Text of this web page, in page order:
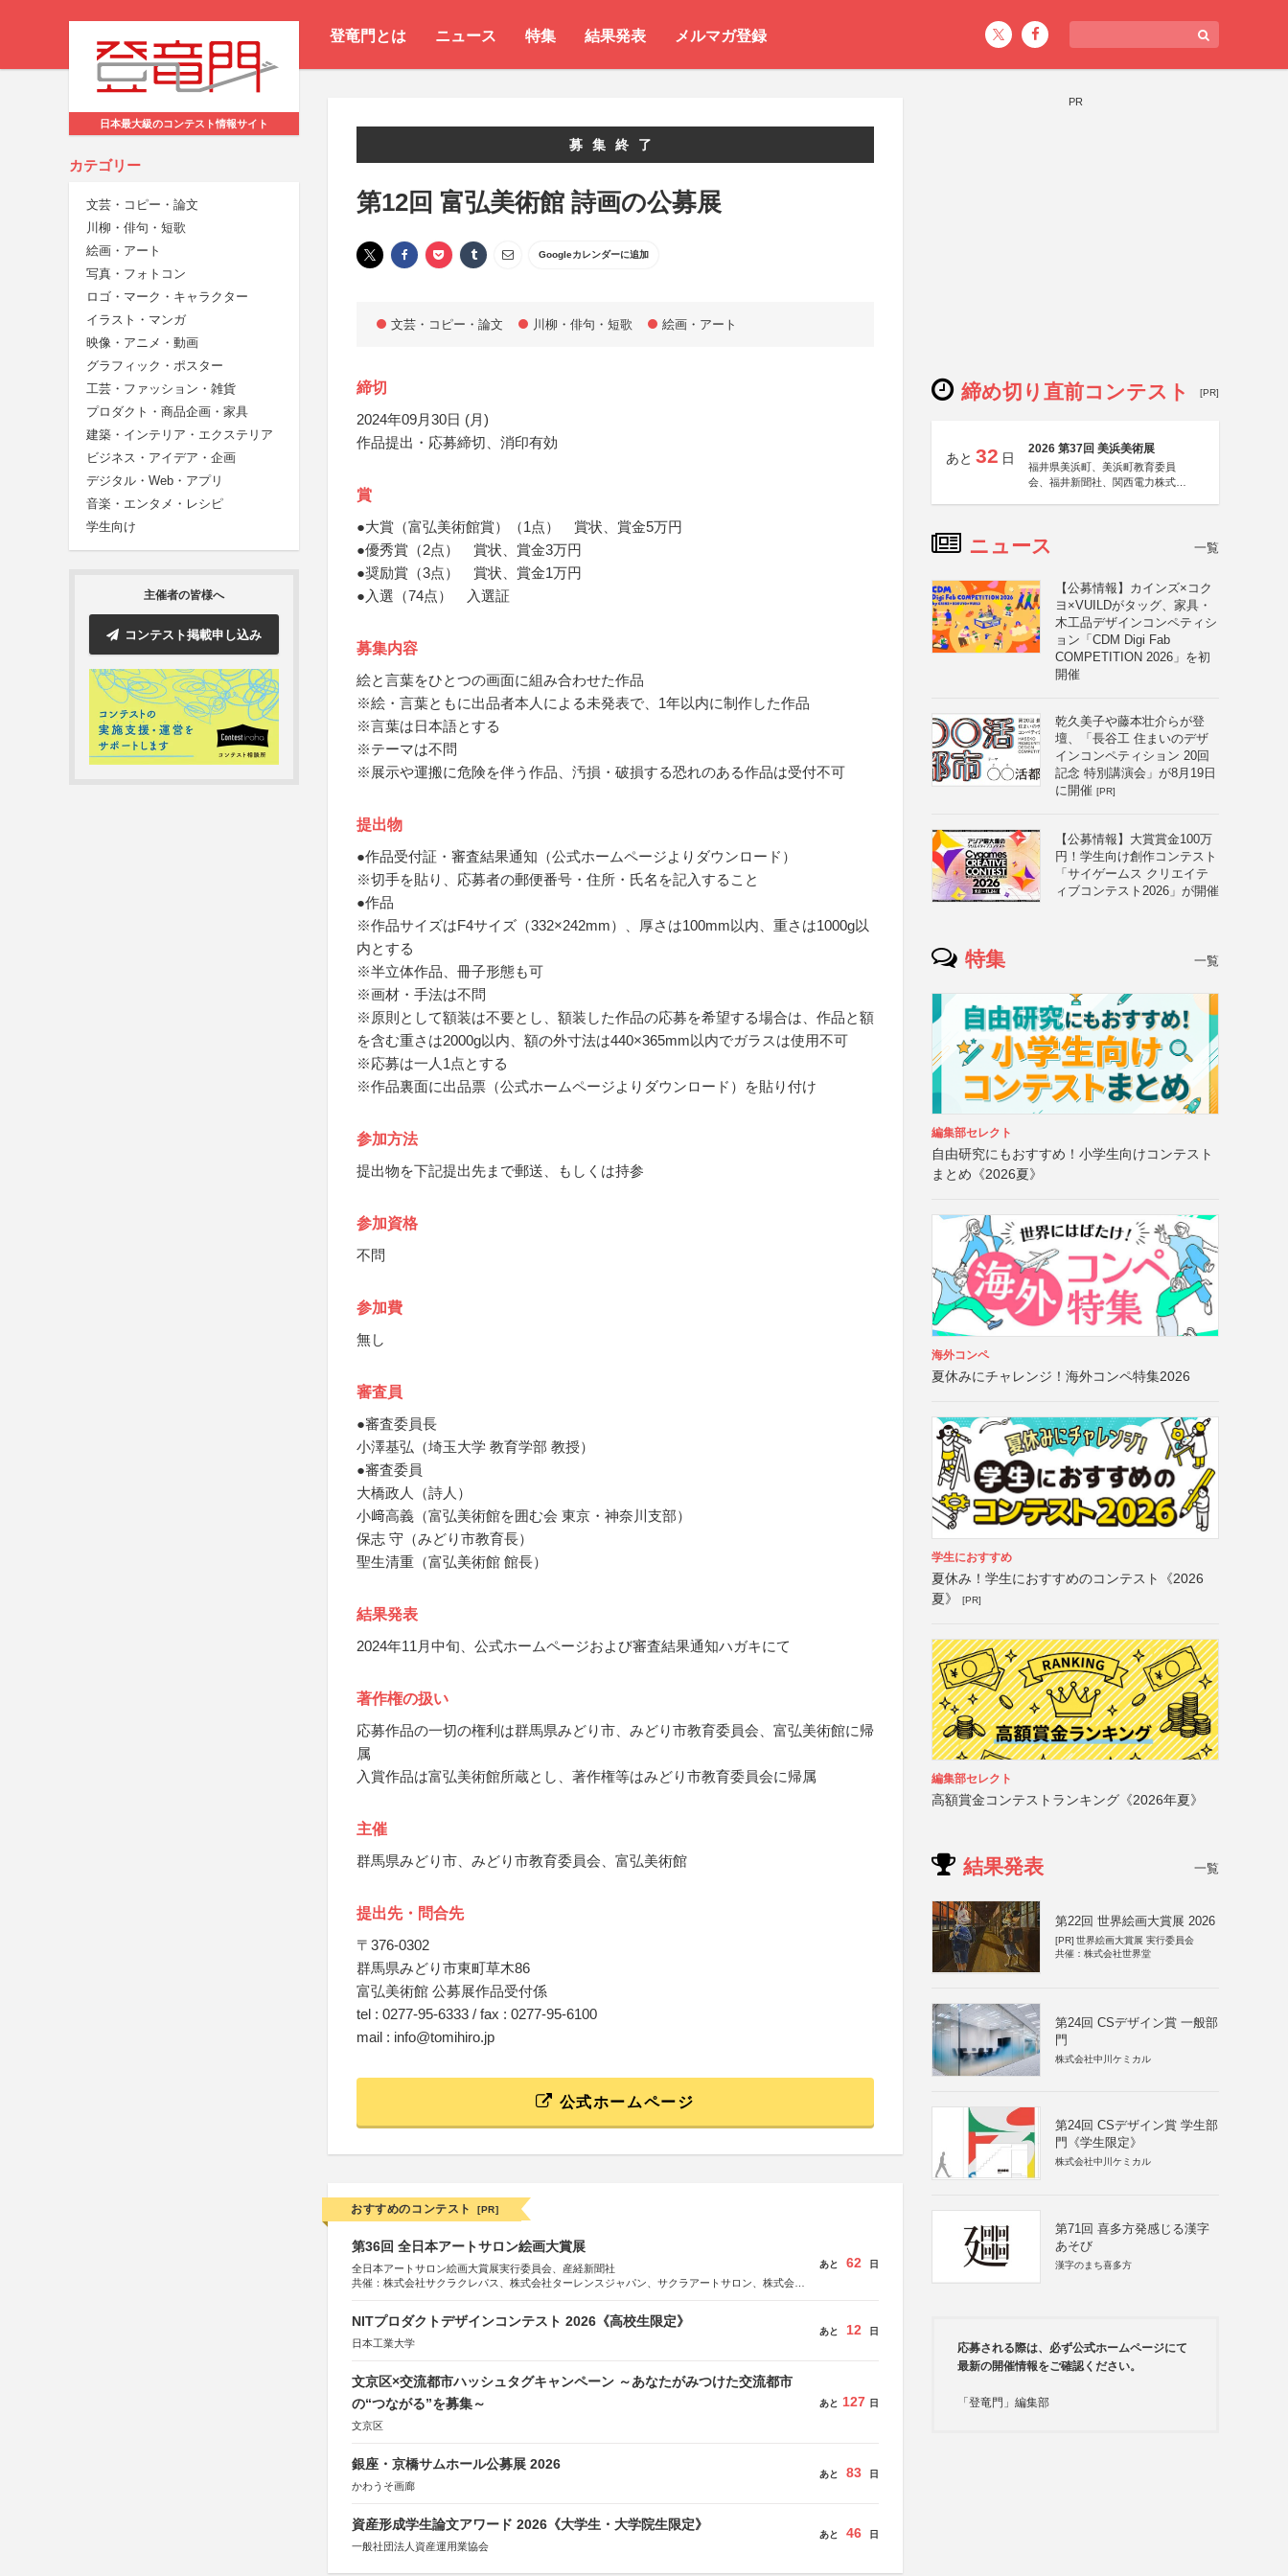
登竜門とは ニュース 特集 結果発表 メルマガ登録
日本最大級のコンテスト情報サイト
カテゴリー
文芸・コピー・論文
川柳・俳句・短歌
絵画・アート
写真・フォトコン
ロゴ・マーク・キャラクター
イラスト・マンガ
映像・アニメ・動画
グラフィック・ポスター
工芸・ファッション・雑貨
プロダクト・商品企画・家具
建築・インテリア・エクステリア
ビジネス・アイデア・企画
デジタル・Web・アプリ
音楽・エンタメ・レシピ
学生向け
主催者の皆様へ
コンテスト掲載申し込み
募集終了
第12回 富弘美術館 詩画の公募展
Googleカレンダーに追加
文芸・コピー・論文 川柳・俳句・短歌 絵画・アート
締切
2024年09月30日 (月)
作品提出・応募締切、消印有効
賞
●大賞（富弘美術館賞）（1点） 賞状、賞金5万円
●優秀賞（2点） 賞状、賞金3万円
●奨励賞（3点） 賞状、賞金1万円
●入選（74点） 入選証
募集内容
絵と言葉をひとつの画面に組み合わせた作品
※絵・言葉ともに出品者本人による未発表で、1年以内に制作した作品
※言葉は日本語とする
※テーマは不問
※展示や運搬に危険を伴う作品、汚損・破損する恐れのある作品は受付不可
提出物
●作品受付証・審査結果通知（公式ホームページよりダウンロード）
※切手を貼り、応募者の郵便番号・住所・氏名を記入すること
●作品
※作品サイズはF4サイズ（332×242mm）、厚さは100mm以内、重さは1000g以
内とする
※半立体作品、冊子形態も可
※画材・手法は不問
※原則として額装は不要とし、額装した作品の応募を希望する場合は、作品と額
を含む重さは2000g以内、額の外寸法は440×365mm以内でガラスは使用不可
※応募は一人1点とする
※作品裏面に出品票（公式ホームページよりダウンロード）を貼り付け
参加方法
提出物を下記提出先まで郵送、もしくは持参
参加資格
不問
参加費
無し
審査員
●審査委員長
小澤基弘（埼玉大学 教育学部 教授）
●審査委員
大橋政人（詩人）
小﨑高義（富弘美術館を囲む会 東京・神奈川支部）
保志 守（みどり市教育長）
聖生清重（富弘美術館 館長）
結果発表
2024年11月中旬、公式ホームページおよび審査結果通知ハガキにて
著作権の扱い
応募作品の一切の権利は群馬県みどり市、みどり市教育委員会、富弘美術館に帰
属
入賞作品は富弘美術館所蔵とし、著作権等はみどり市教育委員会に帰属
主催
群馬県みどり市、みどり市教育委員会、富弘美術館
提出先・問合先
〒376-0302
群馬県みどり市東町草木86
富弘美術館 公募展作品受付係
tel : 0277-95-6333 / fax : 0277-95-6100
mail : info@tomihiro.jp
公式ホームページ
おすすめのコンテスト [PR]
第36回 全日本アートサロン絵画大賞展
全日本アートサロン絵画大賞展実行委員会、産経新聞社
共催：株式会社サクラクレパス、株式会社ターレンスジャパン、サクラアートサロン、株式会社
あと 62 日
NITプロダクトデザインコンテスト 2026《高校生限定》
日本工業大学
あと 12 日
文京区×交流都市ハッシュタグキャンペーン ～あなたがみつけた交流都市
の“つながる”を募集～
文京区
あと 127 日
銀座・京橋サムホール公募展 2026
かわうそ画廊
あと 83 日
資産形成学生論文アワード 2026《大学生・大学院生限定》
一般社団法人資産運用業協会
あと 46 日
PR
締め切り直前コンテスト [PR]
あと 32 日
2026 第37回 美浜美術展
福井県美浜町、美浜町教育委員
会、福井新聞社、関西電力株式会
ニュース 一覧
【公募情報】カインズ×コク
ヨ×VUILDがタッグ、家具・
木工品デザインコンペティシ
ョン「CDM Digi Fab
COMPETITION 2026」を初
開催
乾久美子や藤本壮介らが登
壇、「長谷工 住まいのデザ
インコンペティション 20回
記念 特別講演会」が8月19日
に開催 [PR]
【公募情報】大賞賞金100万
円！学生向け創作コンテスト
「サイゲームス クリエイテ
ィブコンテスト2026」が開催
特集 一覧
編集部セレクト
自由研究にもおすすめ！小学生向けコンテスト
まとめ《2026夏》
海外コンペ
夏休みにチャレンジ！海外コンペ特集2026
学生におすすめ
夏休み！学生におすすめのコンテスト《2026
夏》
[PR]
編集部セレクト
高額賞金コンテストランキング《2026年夏》
結果発表 一覧
第22回 世界絵画大賞展 2026
[PR] 世界絵画大賞展 実行委員会
共催：株式会社世界堂
第24回 CSデザイン賞 一般部
門
株式会社中川ケミカル
第24回 CSデザイン賞 学生部
門《学生限定》
株式会社中川ケミカル
第71回 喜多方発感じる漢字
あそび
漢字のまち喜多方
応募される際は、必ず公式ホームページにて
最新の開催情報をご確認ください。
「登竜門」編集部